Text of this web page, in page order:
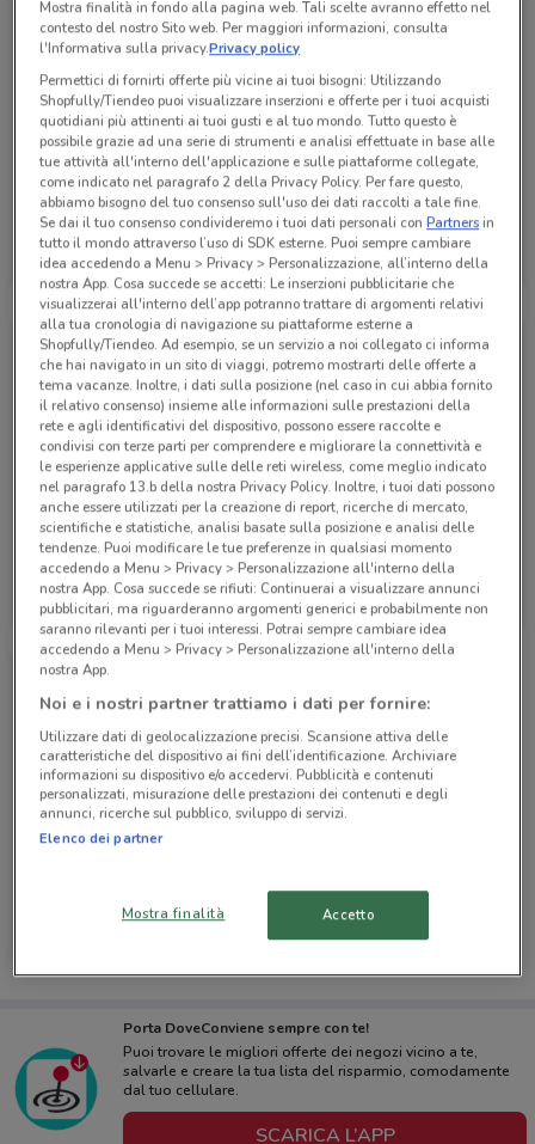
WindTre
Scade il 25/09 528 m
WindTre
Scade il 20/09 528 m
-3 GIORNI
WindTre
Scade lunedì 528 m
WindTre
Porta DoveConviene sempre con te!
Puoi trovare le migliori offerte dei negozi vicino a te,
salvarle e creare la tua lista del risparmio, comodamente
dal tuo cellulare.
SCARICA L’APP
Mostra finalità in fondo alla pagina web. Tali scelte avranno effetto nel
contesto del nostro Sito web. Per maggiori informazioni, consulta
l'Informativa sulla privacy.Privacy policy
Permettici di fornirti offerte più vicine ai tuoi bisogni: Utilizzando
Shopfully/Tiendeo puoi visualizzare inserzioni e offerte per i tuoi acquisti
quotidiani più attinenti ai tuoi gusti e al tuo mondo. Tutto questo è
possibile grazie ad una serie di strumenti e analisi effettuate in base alle
tue attività all'interno dell'applicazione e sulle piattaforme collegate,
come indicato nel paragrafo 2 della Privacy Policy. Per fare questo,
abbiamo bisogno del tuo consenso sull'uso dei dati raccolti a tale fine.
Se dai il tuo consenso condivideremo i tuoi dati personali conPartnersin
tutto il mondo attraverso l’uso di SDK esterne. Puoi sempre cambiare
idea accedendo a Menu > Privacy > Personalizzazione, all’interno della
nostra App. Cosa succede se accetti: Le inserzioni pubblicitarie che
visualizzerai all'interno dell’app potranno trattare di argomenti relativi
alla tua cronologia di navigazione su piattaforme esterne a
Shopfully/Tiendeo. Ad esempio, se un servizio a noi collegato ci informa
che hai navigato in un sito di viaggi, potremo mostrarti delle offerte a
tema vacanze. Inoltre, i dati sulla posizione (nel caso in cui abbia fornito
il relativo consenso) insieme alle informazioni sulle prestazioni della
rete e agli identificativi del dispositivo, possono essere raccolte e
condivisi con terze parti per comprendere e migliorare la connettività e
le esperienze applicative sulle delle reti wireless, come meglio indicato
nel paragrafo 13.b della nostra Privacy Policy. Inoltre, i tuoi dati possono
anche essere utilizzati per la creazione di report, ricerche di mercato,
scientifiche e statistiche, analisi basate sulla posizione e analisi delle
tendenze. Puoi modificare le tue preferenze in qualsiasi momento
accedendo a Menu > Privacy > Personalizzazione all'interno della
nostra App. Cosa succede se rifiuti: Continuerai a visualizzare annunci
pubblicitari, ma riguarderanno argomenti generici e probabilmente non
saranno rilevanti per i tuoi interessi. Potrai sempre cambiare idea
accedendo a Menu > Privacy > Personalizzazione all'interno della
nostra App.
Noi e i nostri partner trattiamo i dati per fornire:
Utilizzare dati di geolocalizzazione precisi. Scansione attiva delle
caratteristiche del dispositivo ai fini dell’identificazione. Archiviare
informazioni su dispositivo e/o accedervi. Pubblicità e contenuti
personalizzati, misurazione delle prestazioni dei contenuti e degli
annunci, ricerche sul pubblico, sviluppo di servizi.
Elenco dei partner
Mostra finalità Accetto